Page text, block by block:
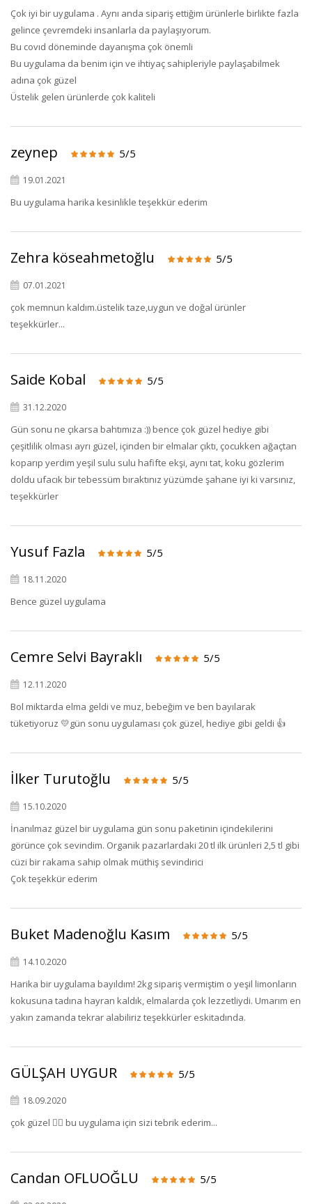
Çok iyi bir uygulama . Aynı anda sipariş ettiğim ürünlerle birlikte fazla
gelince çevremdeki insanlarla da paylaşıyorum.
Bu covıd döneminde dayanışma çok önemli
Bu uygulama da benim için ve ihtiyaç sahipleriyle paylaşabilmek
adına çok güzel
Üstelik gelen ürünlerde çok kaliteli
zeynep 5/5
19.01.2021
Bu uygulama harika kesinlikle teşekkür ederim
Zehra köseahmetoğlu 5/5
07.01.2021
çok memnun kaldım.üstelik taze,uygun ve doğal ürünler
teşekkürler...
Saide Kobal 5/5
31.12.2020
Gün sonu ne çıkarsa bahtımıza :)) bence çok güzel hediye gibi
çeşitlilik olması ayrı güzel, içinden bir elmalar çıktı, çocukken ağaçtan
koparıp yerdim yeşil sulu sulu hafifte ekşi, aynı tat, koku gözlerim
doldu ufacık bir tebessüm bıraktınız yüzümde şahane iyi ki varsınız,
teşekkürler
Yusuf Fazla 5/5
18.11.2020
Bence güzel uygulama
Cemre Selvi Bayraklı 5/5
12.11.2020
Bol miktarda elma geldi ve muz, bebeğim ve ben bayılarak
tüketiyoruz 💛gün sonu uygulaması çok güzel, hediye gibi geldi 👍
İlker Turutoğlu 5/5
15.10.2020
İnanılmaz güzel bir uygulama gün sonu paketinin içindekilerini
görünce çok sevindim. Organik pazarlardaki 20 tl ilk ürünleri 2,5 tl gibi
cüzi bir rakama sahip olmak müthiş sevindirici
Çok teşekkür ederim
Buket Madenoğlu Kasım 5/5
14.10.2020
Harika bir uygulama bayıldım! 2kg sipariş vermiştim o yeşil limonların
kokusuna tadına hayran kaldık, elmalarda çok lezzetliydi. Umarım en
yakın zamanda tekrar alabiliriz teşekkürler eskitadında.
GÜLŞAH UYGUR 5/5
18.09.2020
çok güzel 👍🏻 bu uygulama için sizi tebrik ederim...
Candan OFLUOĞLU 5/5